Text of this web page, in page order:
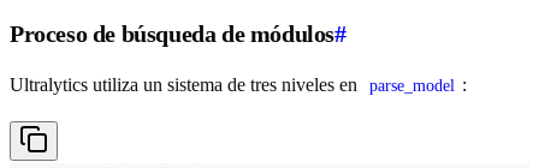
Proceso de búsqueda de módulos#
Ultralytics utiliza un sistema de tres niveles en parse_model :